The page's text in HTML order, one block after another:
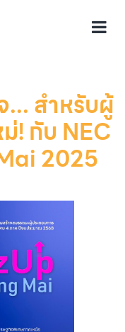
... สำหรับผู้
! กับ NEC
2025